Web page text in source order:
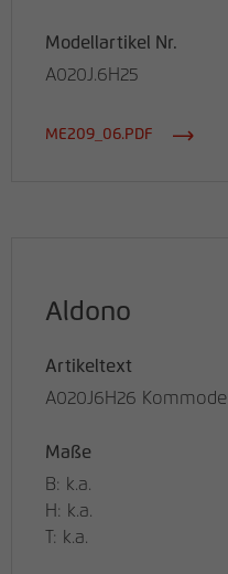
Modellartikel Nr.
A020J.6H25
ME209_06.PDF
Aldono
Artikeltext
A020J6H26 Kommode
Maße
B: k.a.
H: k.a.
T: k.a.